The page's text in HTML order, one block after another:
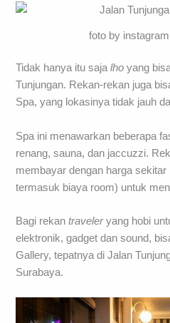
foto by
Tidak hanya itu sajalho yang
Tunjungan. Rekan-rekan juga
Spa, yang lokasinya tidak jauh
Spa ini menawarkan beberapa
renang, sauna, dan jaccuzzi.
membayar dengan harga sekitar
termasuk biaya room) untuk
Bagi rekantraveleryang hobi
elektronik, gadget dan sound,
Gallery, tepatnya di Jalan
Surabaya.